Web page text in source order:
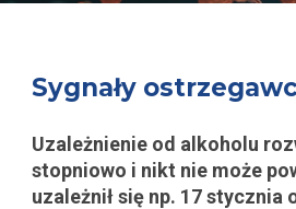
Sygnały
Uzależnienie od alkoholu
stopniowo i nikt nie może
uzależnił się np. 17 stycznia